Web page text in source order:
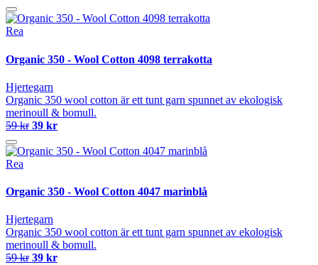
Rea
Organic 350 - Wool Cotton 4098 terrakotta
Hjertegarn
Organic 350 wool cotton är ett tunt garn spunnet av ekologisk
merinoull & bomull.
59 kr 39 kr
Rea
Organic 350 - Wool Cotton 4047 marinblå
Hjertegarn
Organic 350 wool cotton är ett tunt garn spunnet av ekologisk
merinoull & bomull.
59 kr 39 kr